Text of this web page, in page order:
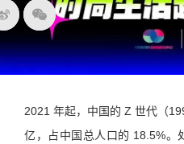
2021 年起，中国的 Z 世代（
亿，占中国总人口的 18.5%。